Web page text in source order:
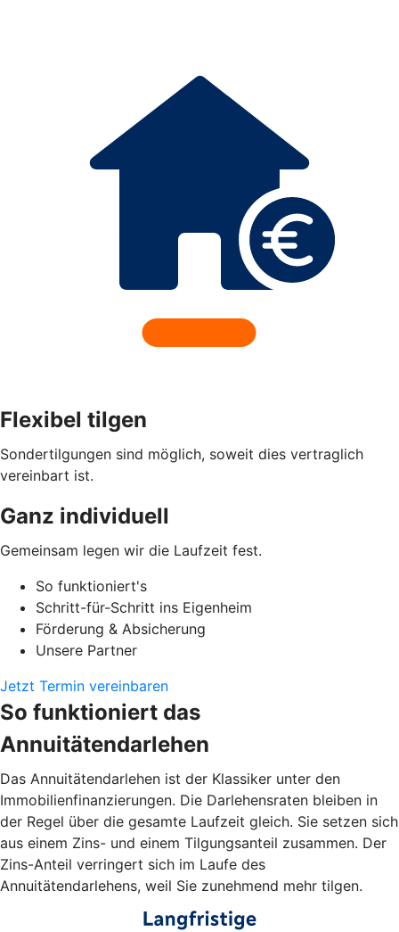
Flexibel tilgen
Sondertilgungen sind möglich, soweit dies vertraglich
vereinbart ist.
Ganz individuell
Gemeinsam legen wir die Laufzeit fest.
So funktioniert's
Schritt-für-Schritt ins Eigenheim
Förderung & Absicherung
Unsere Partner
Jetzt Termin vereinbaren
So funktioniert das
Annuitätendarlehen
Das Annuitätendarlehen ist der Klassiker unter den
Immobilienfinanzierungen. Die Darlehensraten bleiben in
der Regel über die gesamte Laufzeit gleich. Sie setzen sich
aus einem Zins- und einem Tilgungsanteil zusammen. Der
Zins-Anteil verringert sich im Laufe des
Annuitätendarlehens, weil Sie zunehmend mehr tilgen.